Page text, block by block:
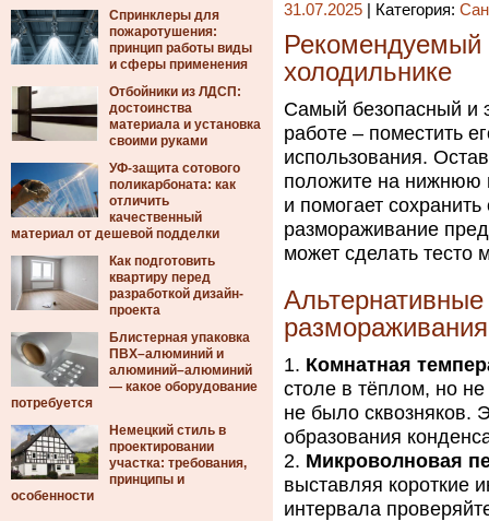
Спринклеры для
пожаротушения:
принцип работы виды
и сферы применения
Отбойники из ЛДСП:
достоинства
материала и установка
своими руками
УФ-защита сотового
поликарбоната: как
отличить
качественный
материал от дешевой подделки
Как подготовить
квартиру перед
разработкой дизайн-
проекта
Блистерная упаковка
ПВХ–алюминий и
алюминий–алюминий
— какое оборудование
потребуется
Немецкий стиль в
проектировании
участка: требования,
принципы и
особенности
31.07.2025 | Категория:
Рекомендуемый
холодильнике
Самый безопасный и
работе – поместить
использования.
положите на нижнюю
и помогает
размораживание
может сделать тесто
размораживания
Комнатная
столе в тёплом, но
не было сквозняков.
образования
Микроволновая
выставляя короткие
интервала